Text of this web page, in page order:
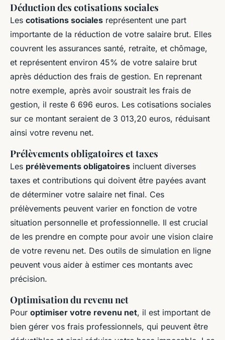
Déduction des cotisations sociales
Les cotisations sociales représentent une part
importante de la réduction de votre salaire brut. Elles
couvrent les assurances santé, retraite, et chômage,
et représentent environ 45% de votre salaire brut
après déduction des frais de gestion. En reprenant
notre exemple, après avoir soustrait les frais de
gestion, il reste 6 696 euros. Les cotisations sociales
sur ce montant seraient de 3 013,20 euros, réduisant
ainsi votre revenu net.
Prélèvements obligatoires et taxes
Les prélèvements obligatoires incluent diverses
taxes et contributions qui doivent être payées avant
de déterminer votre salaire net final. Ces
prélèvements peuvent varier en fonction de votre
situation personnelle et professionnelle. Il est crucial
de les prendre en compte pour avoir une vision claire
de votre revenu net. Des outils de simulation en ligne
peuvent vous aider à estimer ces montants avec
précision.
Optimisation du revenu net
Pour optimiser votre revenu net, il est important de
bien gérer vos frais professionnels, qui peuvent être